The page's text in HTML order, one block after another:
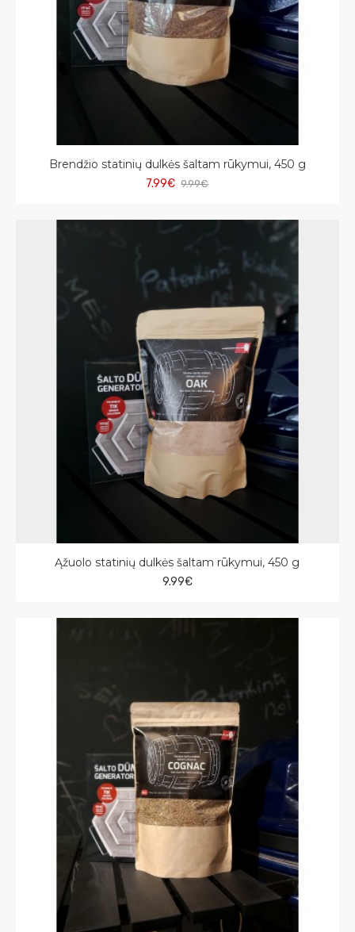
Brendžio statinių dulkės šaltam rūkymui, 450 g
7.99€ 9.99€
Ąžuolo statinių dulkės šaltam rūkymui, 450 g
9.99€